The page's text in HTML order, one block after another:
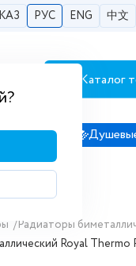
КАЗ РУС ENG 中文
РК
Каталог
кабины
/Радиаторы
Royal